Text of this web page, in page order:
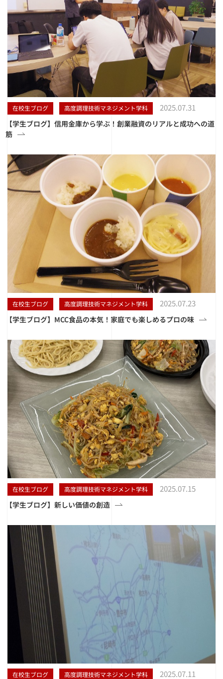
在校生ブログ 高度調理技術マネジメント学科 2025.07.31
【学生ブログ】信用金庫から学ぶ！創業融資のリアルと成功への道
筋
在校生ブログ 高度調理技術マネジメント学科 2025.07.23
【学生ブログ】MCC食品の本気！家庭でも楽しめるプロの味
在校生ブログ 高度調理技術マネジメント学科 2025.07.15
【学生ブログ】新しい価値の創造
在校生ブログ 高度調理技術マネジメント学科 2025.07.11